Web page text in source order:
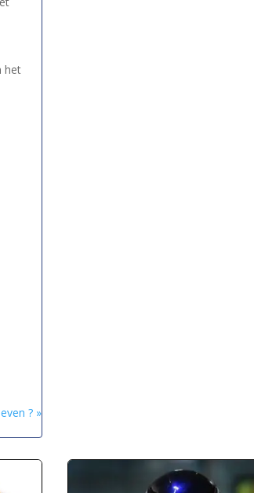
het
? »